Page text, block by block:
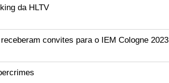
da HLTV
convites para o IEM Cologne 2023